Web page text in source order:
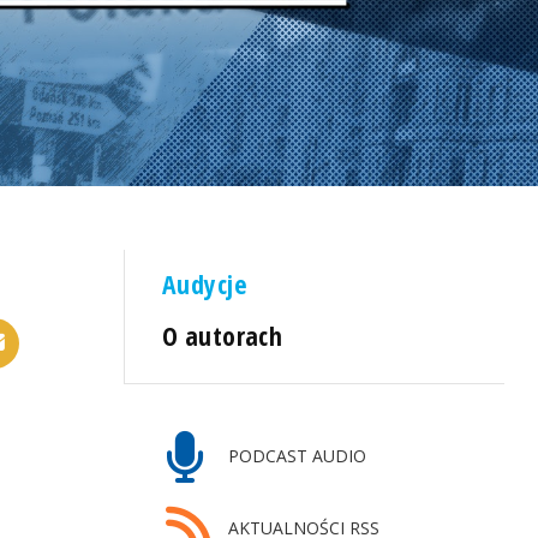
Audycje
O autorach
PODCAST AUDIO
AKTUALNOŚCI RSS